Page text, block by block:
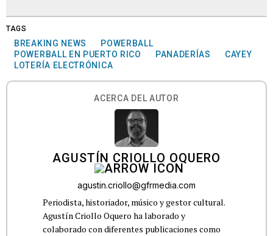
TAGS
BREAKING NEWS
POWERBALL
POWERBALL EN PUERTO RICO
PANADERÍAS
CAYEY
LOTERÍA ELECTRÓNICA
ACERCA DEL AUTOR
AGUSTÍN CRIOLLO OQUERO
agustin.criollo@gfrmedia.com
Periodista, historiador, músico y gestor cultural.
Agustín Criollo Oquero ha laborado y
colaborado con diferentes publicaciones como